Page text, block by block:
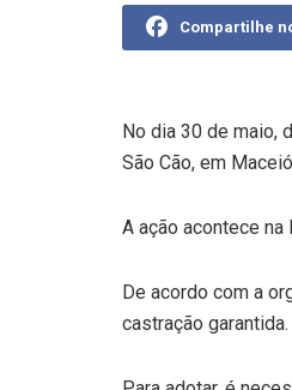
Compartilhe
No dia 30 de maio,
São Cão, em
A ação acontece na
De acordo com a
castração garantida.